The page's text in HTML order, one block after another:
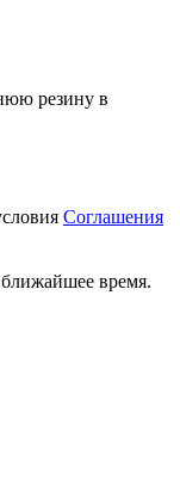
резину в
Соглашения
время.